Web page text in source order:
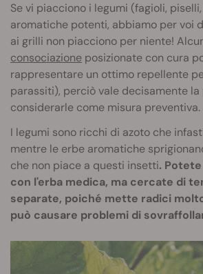
Se vi piacciono i legumi (fagioli,
aromatiche potenti, abbiamo per voi
ai grilli non piacciono per niente!
consociazione posizionate con cura
rappresentare un ottimo repellente
parassiti), perciò vale decisamente la
considerarle come misura preventiva.
I legumi sono ricchi di azoto che
mentre le erbe aromatiche
che non piace a questi insetti.
con l'erba medica, ma cercate di
separate, poiché mette radici
può causare problemi di